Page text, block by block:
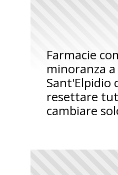
Farmacie
minoranza
Sant'Elpidio
resettare
cambiare